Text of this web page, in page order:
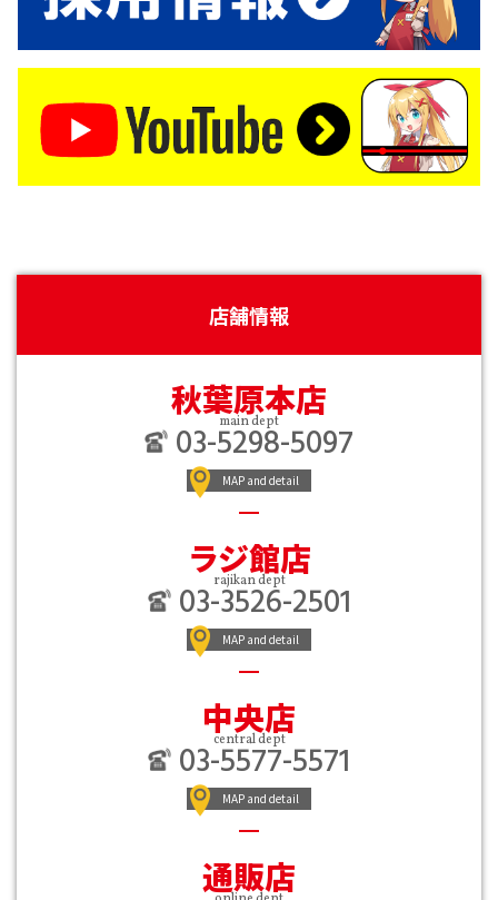
店舗情報
秋葉原本店
main dept
03-5298-5097
MAP and detail
ラジ館店
rajikan dept
03-3526-2501
MAP and detail
中央店
central dept
03-5577-5571
MAP and detail
通販店